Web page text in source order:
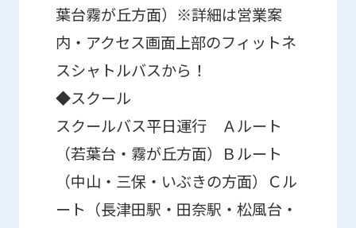
葉台霧が丘方面）※詳細は営業案
内・アクセス画面上部のフィットネ
スシャトルバスから！
◆スクール
スクールバス平日運行 Ａルート
（若葉台・霧が丘方面）Ｂルート
（中山・三保・いぶきの方面）Ｃル
ート（長津田駅・田奈駅・松風台・
Automatic